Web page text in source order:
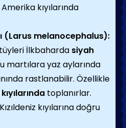
kıyılarında
(Larus melanocephalus):
İlkbaharda siyah
martılara yaz aylarında
rastlanabilir. Özellikle
toplanırlar.
kıyılarına doğru